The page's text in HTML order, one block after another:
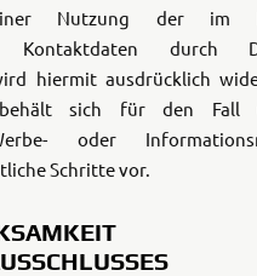
Nutzung der im
Kontaktdaten durch
hiermit ausdrücklich
sich für den Fall
oder
Schritte vor.